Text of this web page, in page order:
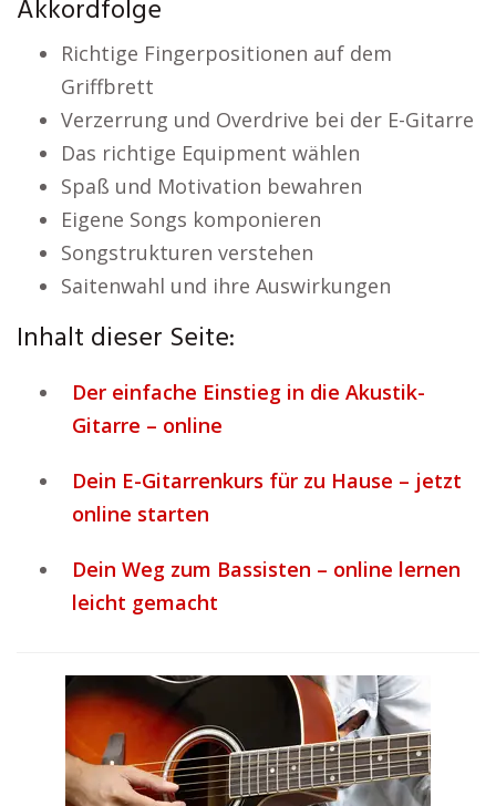
Akkordfolge
Richtige Fingerpositionen auf dem
Griffbrett
Verzerrung und Overdrive bei der E-Gitarre
Das richtige Equipment wählen
Spaß und Motivation bewahren
Eigene Songs komponieren
Songstrukturen verstehen
Saitenwahl und ihre Auswirkungen
Inhalt dieser Seite:
Der einfache Einstieg in die Akustik-
Gitarre – online
Dein E-Gitarrenkurs für zu Hause – jetzt
online starten
Dein Weg zum Bassisten – online lernen
leicht gemacht